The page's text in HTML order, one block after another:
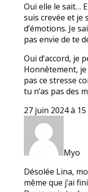
Oui elle le sait…
suis crevée et je
d’émotions. Je
pas envie de te
Oui d’accord, je
Honnêtement,
pas ce stresse
tu n’as pas des
27 juin 2024 à
Myo
Désolée Lina,
même que j’ai